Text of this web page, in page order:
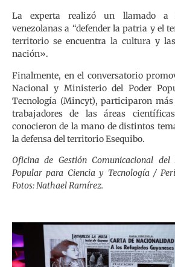
La experta realizó un llamado a
venezolanas a “defender la patria y el
territorio se encuentra la cultura y
nación».
Finalmente, en el conversatorio
Nacional y Ministerio del Poder
Tecnología (Mincyt), participaron
trabajadores de las áreas
conocieron de la mano de distintos
la defensa del territorio Esequibo.
Oficina de Gestión Comunicacional
Popular para Ciencia y Tecnología /
Fotos: Nathael Ramírez.